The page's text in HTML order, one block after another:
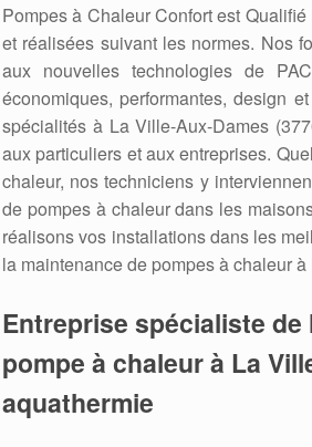
Pompes à Chaleur Confort est
et réalisées suivant les normes. Nos
aux nouvelles technologies de
économiques, performantes, design
spécialités à La Ville-Aux-Dames
aux particuliers et aux entreprises.
chaleur, nos techniciens y
de pompes à chaleur dans les
réalisons vos installations dans les
la maintenance de pompes à chaleur
Entreprise spécialiste
pompe à chaleur à La
aquathermie